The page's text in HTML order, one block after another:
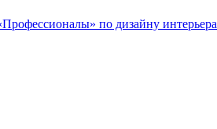
по дизайну интерьера